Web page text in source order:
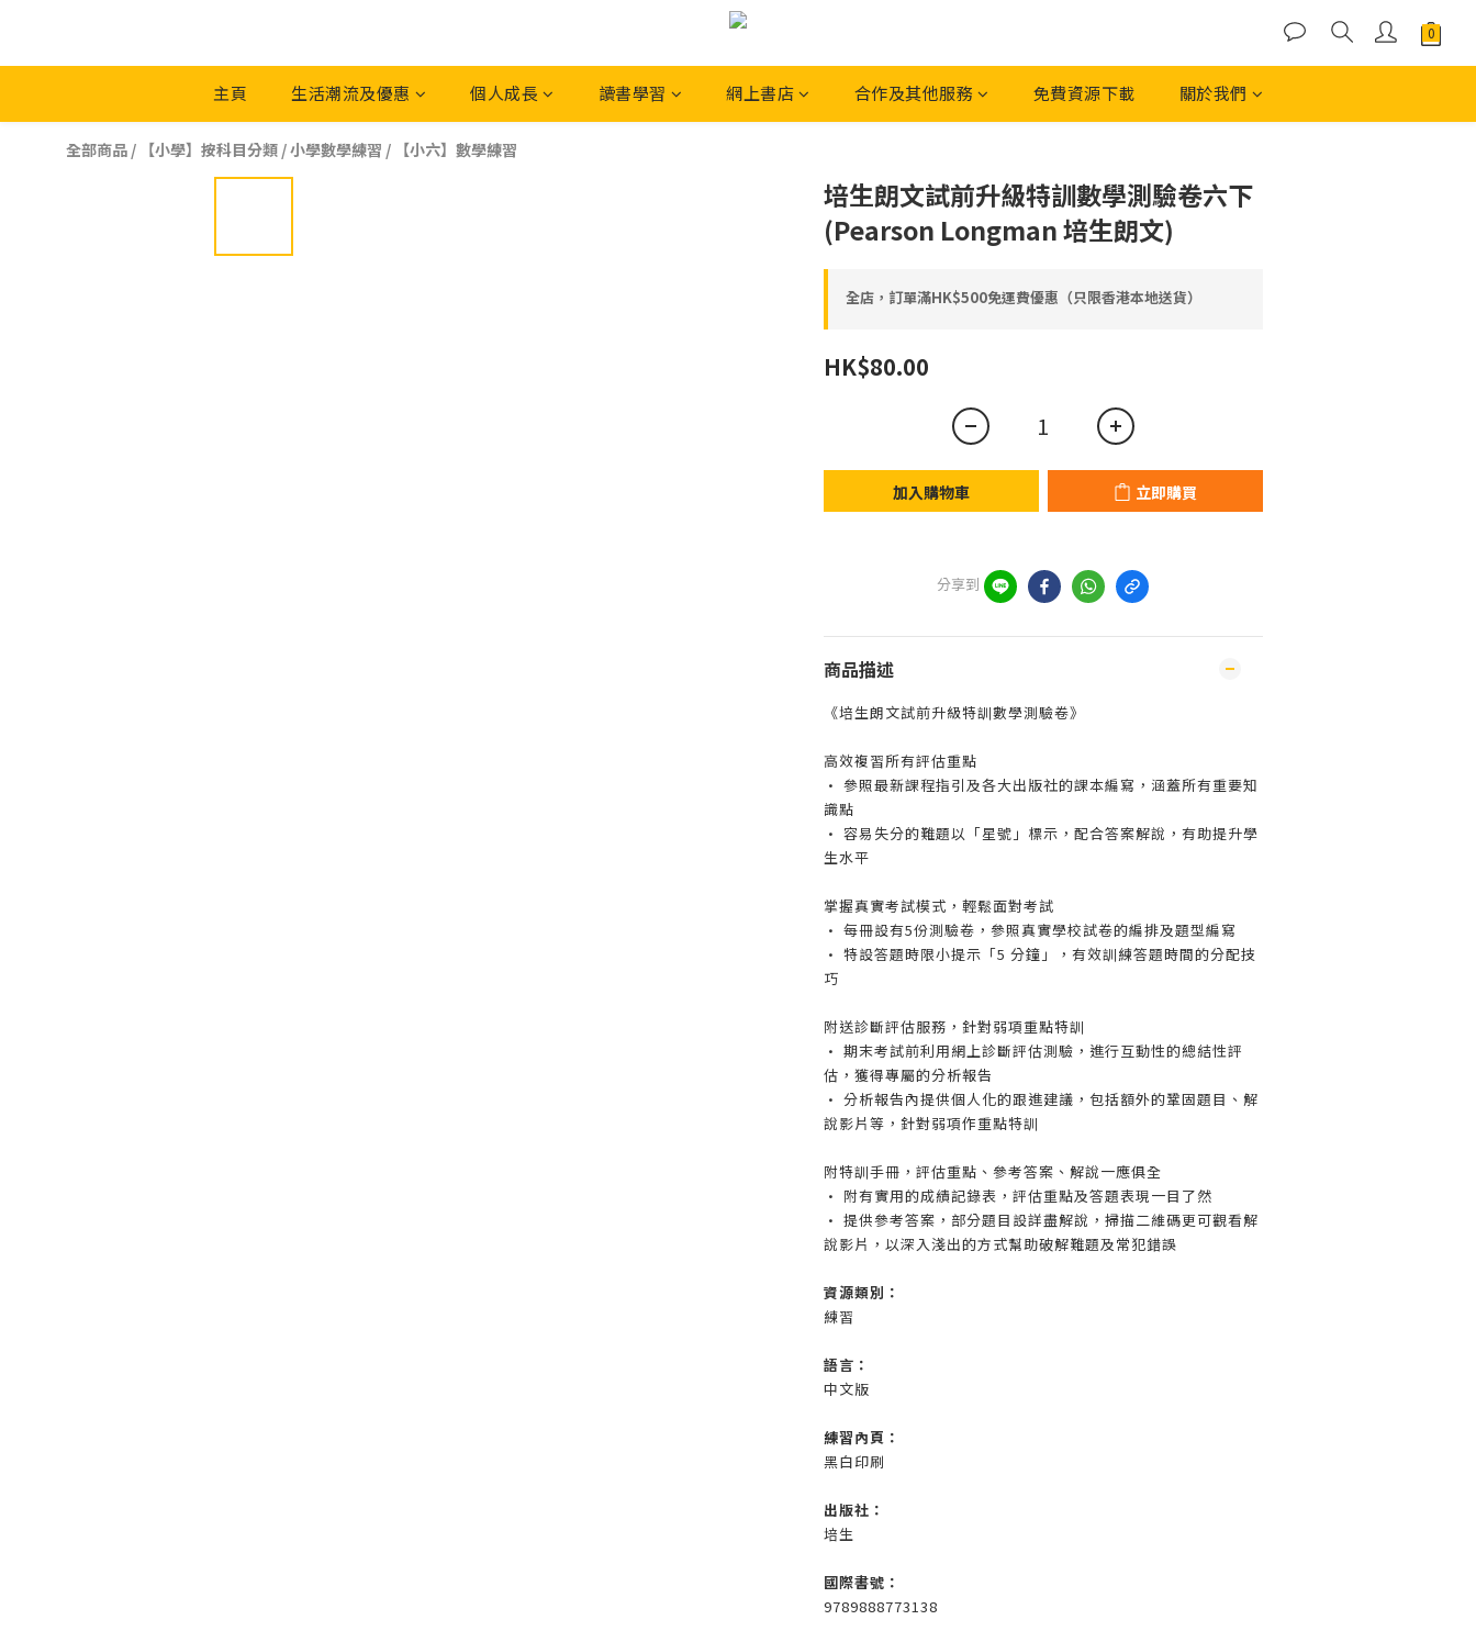
主頁 生活潮流及優惠 個人成長 讀書學習 網上書店 合作及其他服務 免費資源下載 關於我們
全部商品 / 【小學】按科目分類 /小學數學練習 / 【小六】數學練習
培生朗文試前升級特訓數學測驗卷六下
(Pearson Longman 培生朗文)
全店，訂單滿HK$500免運費優惠（只限香港本地送貨）
HK$80.00
加入購物車 立即購買
分享到
商品描述
《培生朗文試前升級特訓數學測驗卷》
高效複習所有評估重點
• 參照最新課程指引及各大出版社的課本編寫，涵蓋所有重要知
識點
• 容易失分的難題以「星號」標示，配合答案解說，有助提升學
生水平
掌握真實考試模式，輕鬆面對考試
• 每冊設有5份測驗卷，參照真實學校試卷的編排及題型編寫
• 特設答題時限小提示「5 分鐘」，有效訓練答題時間的分配技
巧
附送診斷評估服務，針對弱項重點特訓
• 期末考試前利用網上診斷評估測驗，進行互動性的總結性評
估，獲得專屬的分析報告
• 分析報告內提供個人化的跟進建議，包括額外的鞏固題目、解
說影片等，針對弱項作重點特訓
附特訓手冊，評估重點、參考答案、解說一應俱全
• 附有實用的成績記錄表，評估重點及答題表現一目了然
• 提供參考答案，部分題目設詳盡解說，掃描二維碼更可觀看解
說影片，以深入淺出的方式幫助破解難題及常犯錯誤
資源類別：
練習
語言：
中文版
練習內頁：
黑白印刷
出版社：
培生
國際書號：
9789888773138